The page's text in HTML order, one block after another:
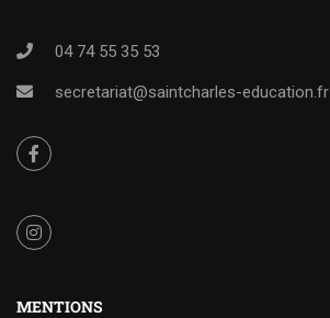
04 74 55 35 53
secretariat@saintcharles-education.fr
MENTIONS